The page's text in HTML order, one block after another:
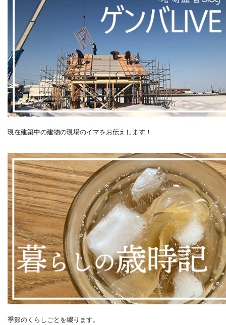
現在建築中の建物の現場のイマをお伝えします！
季節のくらしごとを綴ります。